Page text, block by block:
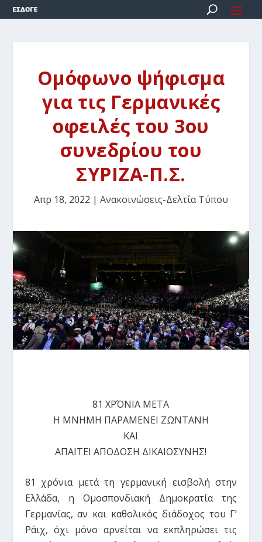
Ομόφωνο ψήφισμα
για τις Γερμανικές
οφειλές του 3ου
συνεδρίου του
ΣΥΡΙΖΑ-Π.Σ.
Απρ 18, 2022 | Ανακοινώσεις-Δελτία Τύπου
81 ΧΡΌΝΙΑ ΜΕΤΑ
Η ΜΝΗΜΗ ΠΑΡΑΜΕΝΕΙ ΖΩΝΤΑΝΗ
ΚΑΙ
ΑΠΑΙΤΕΙ ΑΠΟΔΟΣΗ ΔΙΚΑΙΟΣΥΝΗΣ!
81 χρόνια μετά τη γερμανική εισβολή στην
Ελλάδα, η Ομοσπονδιακή Δημοκρατία της
Γερμανίας, αν και καθολικός διάδοχος του Γ’
Ράιχ, όχι μόνο αρνείται να εκπληρώσει τις